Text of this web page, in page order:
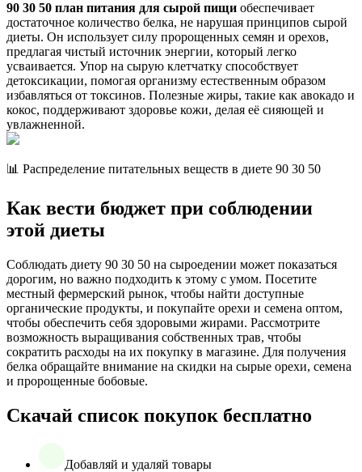
90 30 50 план питания для сырой пищи обеспечивает
достаточное количество белка, не нарушая принципов сырой
диеты. Он использует силу пророщенных семян и орехов,
предлагая чистый источник энергии, который легко
усваивается. Упор на сырую клетчатку способствует
детоксикации, помогая организму естественным образом
избавляться от токсинов. Полезные жиры, такие как авокадо и
кокос, поддерживают здоровье кожи, делая её сияющей и
увлажненной.
📊 Распределение питательных веществ в диете 90 30 50
Как вести бюджет при соблюдении
этой диеты
Соблюдать диету 90 30 50 на сыроедении может показаться
дорогим, но важно подходить к этому с умом. Посетите
местный фермерский рынок, чтобы найти доступные
органические продукты, и покупайте орехи и семена оптом,
чтобы обеспечить себя здоровыми жирами. Рассмотрите
возможность выращивания собственных трав, чтобы
сократить расходы на их покупку в магазине. Для получения
белка обращайте внимание на скидки на сырые орехи, семена
и пророщенные бобовые.
Скачай список покупок бесплатно
Добавляй и удаляй товары